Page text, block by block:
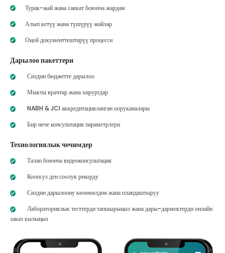
Турак-жай жана саякат боюнча жардам
Алып кетүү жана түшүрүү жайлар
Оңой документтештирүү процесси
Дарылоо пакеттери
Сиздин бюджетте дарылоо
Мыкты врачтар жана хирургдар
NABH & JCI аккредитацияланган ооруканалары
Бир нече консультация параметрлери
Технологиялык чечимдер
Талап боюнча видеоконсультация
Коопсуз ден соолук рекорду
Сиздин дарылоону көзөмөлдөө жана пландаштыруу
Лабораториялык тесттерди тапшырыңыз жана дары-дармектерди онлайн
заказ кылыңыз